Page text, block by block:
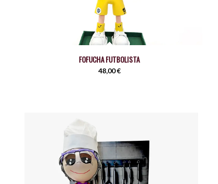
FOFUCHA FUTBOLISTA
48,00€